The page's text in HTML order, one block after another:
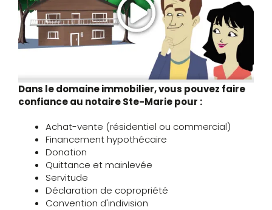
Dans le domaine immobilier, vous pouvez faire
confiance au notaire Ste-Marie pour :
Achat-vente (résidentiel ou commercial)
Financement hypothécaire
Donation
Quittance et mainlevée
Servitude
Déclaration de copropriété
Convention d'indivision